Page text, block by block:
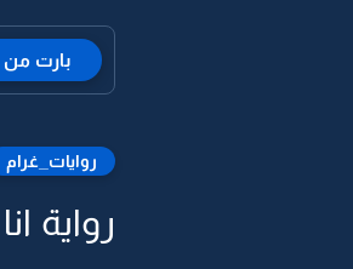
بارت من
روايات_غرام
رواية